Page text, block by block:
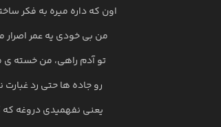
اون که داره میره به فکر
من بی خودی یه عمر اصرار
تو آدم راهی، من خسته ی
رو جاده ها حتی رد
یعنی نفهمیدی دروغه